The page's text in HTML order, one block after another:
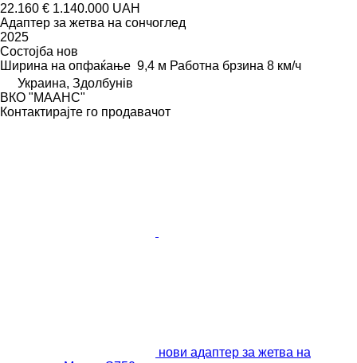
22.160 € 1.140.000 UAH
Адаптер за жетва на сончоглед
2025
Состојба нов
Ширина на опфаќање 9,4 м Работна брзина 8 км/ч
Украина, Здолбунів
ВКО "МААНС"
Контактирајте го продавачот
нови адаптер за жетва на